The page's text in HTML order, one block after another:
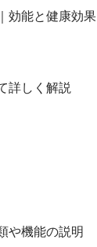
効能と健康効果
詳しく解説
や機能の説明